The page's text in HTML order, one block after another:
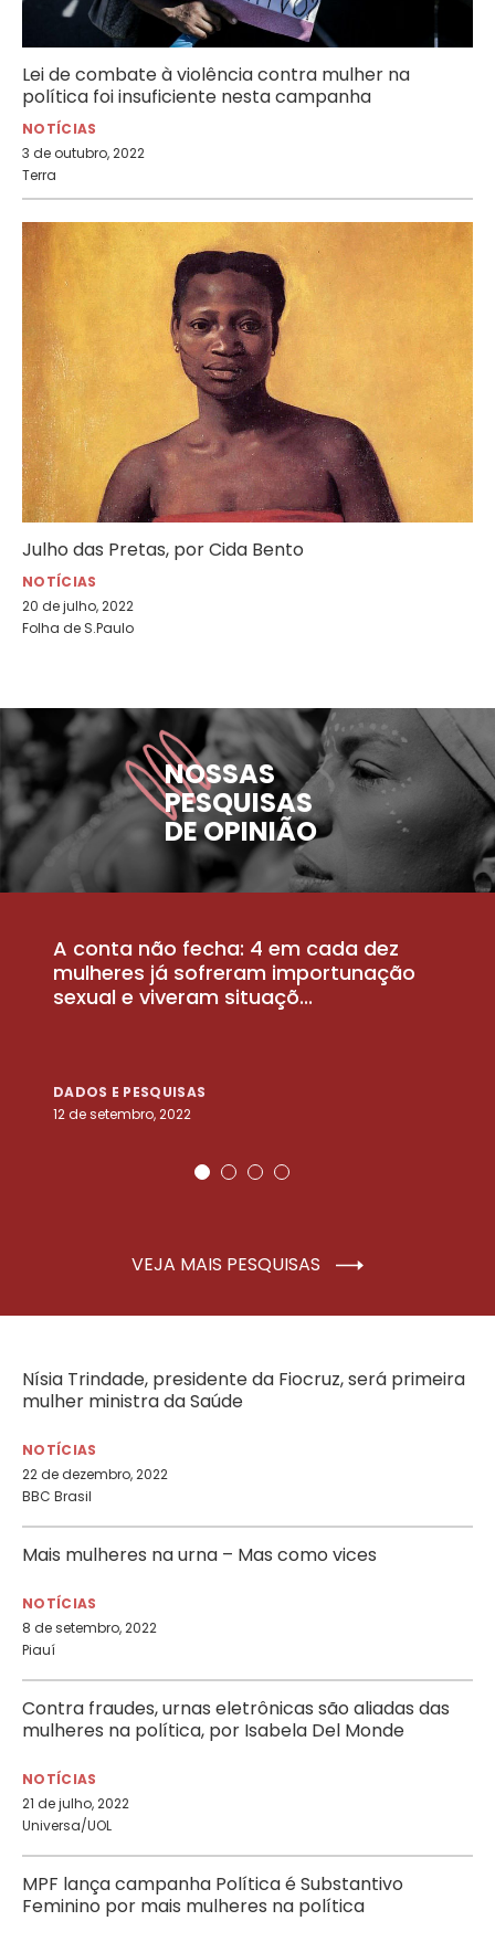
Lei de combate à violência contra mulher na
política foi insuficiente nesta campanha
NOTÍCIAS
3 de outubro, 2022
Terra
Julho das Pretas, por Cida Bento
NOTÍCIAS
20 de julho, 2022
Folha de S.Paulo
NOSSAS
PESQUISAS
DE OPINIÃO
A conta não fecha: 4 em cada dez
mulheres já sofreram importunação
sexual e viveram situaçõ...
DADOS E PESQUISAS
12 de setembro, 2022
VEJA MAIS PESQUISAS
Nísia Trindade, presidente da Fiocruz, será primeira
mulher ministra da Saúde
NOTÍCIAS
22 de dezembro, 2022
BBC Brasil
Mais mulheres na urna – Mas como vices
NOTÍCIAS
8 de setembro, 2022
Piauí
Contra fraudes, urnas eletrônicas são aliadas das
mulheres na política, por Isabela Del Monde
NOTÍCIAS
21 de julho, 2022
Universa/UOL
MPF lança campanha Política é Substantivo
Feminino por mais mulheres na política